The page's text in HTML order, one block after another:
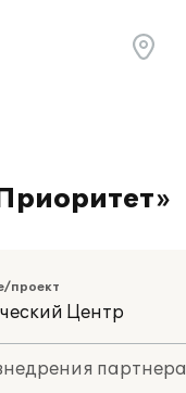
проект
Центр
партнера